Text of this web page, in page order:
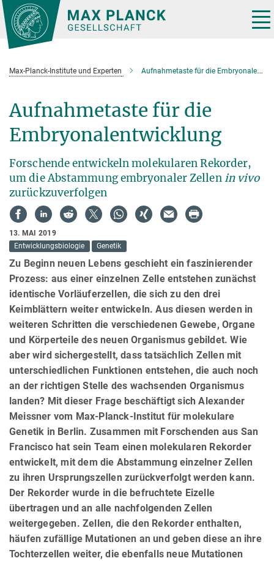
Hauptinhalt
Max-Planck-Institute und Experten Aufnahmetaste für die Embryonalentwicklung
Aufnahmetaste für die
Embryonalentwicklung
Forschende entwickeln molekularen Rekorder,
um die Abstammung embryonaler Zellenin vivo
zurückzuverfolgen
13. MAI 2019
Entwicklungsbiologie
Genetik
Zu Beginn neuen Lebens geschieht ein faszinierender
Prozess: aus einer einzelnen Zelle entstehen zunächst
identische Vorläuferzellen, die sich zu den drei
Keimblättern weiter entwickeln. Aus diesen werden in
weiteren Schritten die verschiedenen Gewebe, Organe
und Körperteile des neuen Organismus gebildet. Wie
aber wird sichergestellt, dass tatsächlich Zellen mit
unterschiedlichen Funktionen entstehen, die auch noch
an der richtigen Stelle des wachsenden Organismus
landen? Mit dieser Frage beschäftigt sich Alexander
Meissner vom Max-Planck-Institut für molekulare
Genetik in Berlin. Zusammen mit Forschenden aus San
Francisco hat sein Team einen molekularen Rekorder
entwickelt, mit dem die Abstammung einzelner Zellen
zu ihren Ursprungszellen zurückverfolgt werden kann.
Der Rekorder wurde in die befruchtete Eizelle
übertragen und an alle nachfolgenden Zellen
weitergegeben. Zellen, die den Rekorder enthalten,
häufen zufällige Mutationen an und geben diese an ihre
Tochterzellen weiter, die ebenfalls neue Mutationen